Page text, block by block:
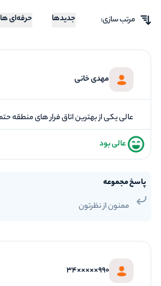
مرتب سازی: جدیدها حرفه‌ای ها
مهدی خانی
عالی یکی از بهترین اتاق فرار های منطقه
فضاسازی
عالی بود
پاسخ مجموعه
ممنون از نظرتون
990×××××34